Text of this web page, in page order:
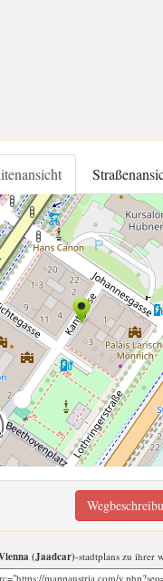
(Jaadcar)-stadtplans zu ihrer